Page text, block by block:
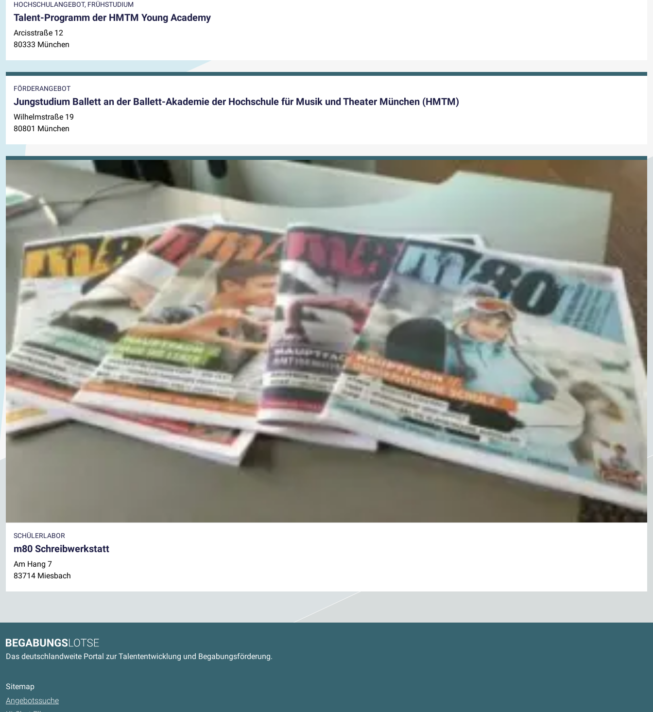
HOCHSCHULANGEBOT, FRÜHSTUDIUM
Talent-Programm der HMTM Young Academy
Arcisstraße 12
80333 München
FÖRDERANGEBOT
Jungstudium Ballett an der Ballett-Akademie der Hochschule für Musik und Theater München (HMTM)
Wilhelmstraße 19
80801 München
SCHÜLERLABOR
m80 Schreibwerkstatt
Am Hang 7
83714 Miesbach
Kontaktdaten und weitere Links
Begabungslotse
Das deutschlandweite Portal zur Talententwicklung und Begabungsförderung.
Sitemap
Angebotssuche